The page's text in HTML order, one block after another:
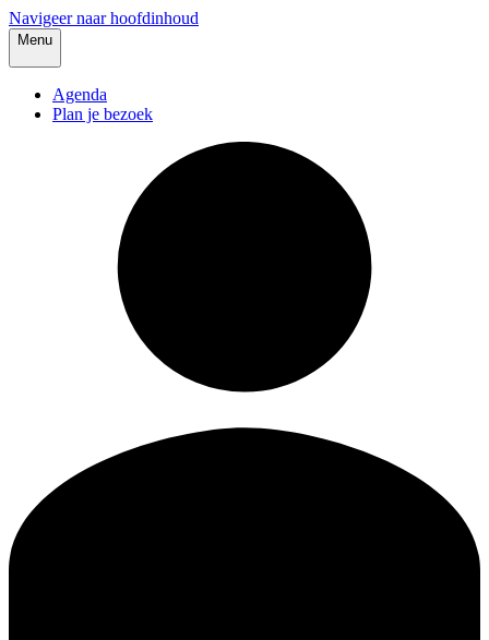
Navigeer naar hoofdinhoud
Menu
Agenda
Plan je bezoek